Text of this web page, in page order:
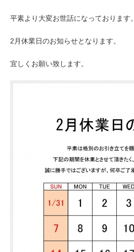
平素より大変お世話になっております。
2月休業日のお知らせとなります。
宜しくお願い致します。